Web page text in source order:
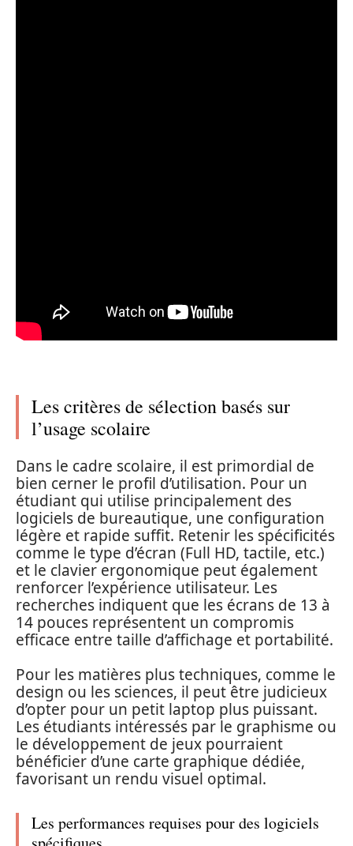
Les critères de sélection basés sur
l’usage scolaire
Dans le cadre scolaire, il est primordial de
bien cerner le profil d’utilisation. Pour un
étudiant qui utilise principalement des
logiciels de bureautique, une configuration
légère et rapide suffit. Retenir les spécificités
comme le type d’écran (Full HD, tactile, etc.)
et le clavier ergonomique peut également
renforcer l’expérience utilisateur. Les
recherches indiquent que les écrans de 13 à
14 pouces représentent un compromis
efficace entre taille d’affichage et portabilité.
Pour les matières plus techniques, comme le
design ou les sciences, il peut être judicieux
d’opter pour un petit laptop plus puissant.
Les étudiants intéressés par le graphisme ou
le développement de jeux pourraient
bénéficier d’une carte graphique dédiée,
favorisant un rendu visuel optimal.
Les performances requises pour des logiciels